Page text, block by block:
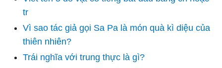
tr
Vì sao tác giả gọi Sa Pa là món quà kì diệu của
thiên nhiên?
Trái nghĩa với trung thực là gì?